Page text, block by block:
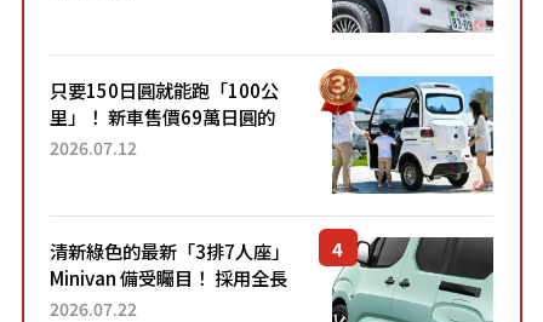
只要150日圓就能跑「100公
里」！ 新車售價69萬日圓的
「3人座」Trike大受歡迎！ 順
2026.07.12
清新綠色的最新「3排7人座」
Minivan 備受矚目！ 採用全長
4.7公尺剛剛好的車身尺寸與
2026.07.22